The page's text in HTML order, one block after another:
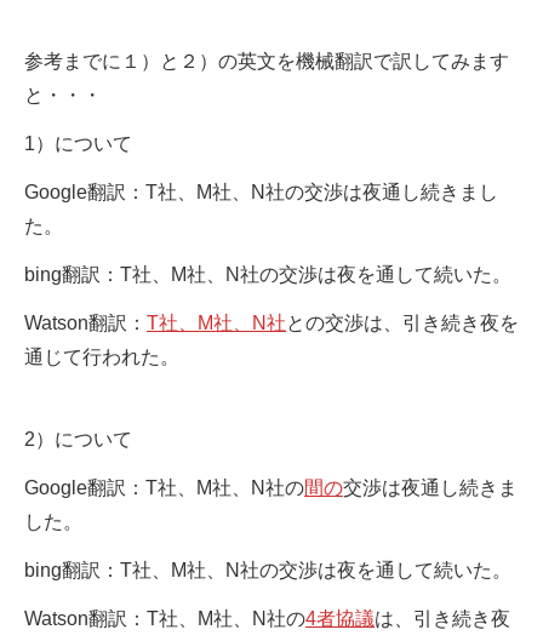
参考までに１）と２）の英文を機械翻訳で訳してみます
と・・・
1）について
Google翻訳：T社、M社、N社の交渉は夜通し続きまし
た。
bing翻訳：T社、M社、N社の交渉は夜を通して続いた。
Watson翻訳： T社、M社、N社との交渉は、引き続き夜を
通じて行われた。
2）について
Google翻訳：T社、M社、N社の間の交渉は夜通し続きま
した。
bing翻訳：T社、M社、N社の交渉は夜を通して続いた。
Watson翻訳：T社、M社、N社の4者協議は、引き続き夜